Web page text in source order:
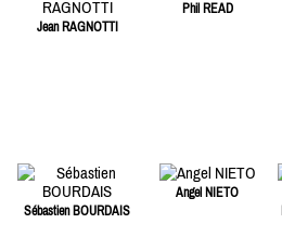
Jean RAGNOTTI
Phil READ
Sébastien BOURDAIS
Angel NIETO